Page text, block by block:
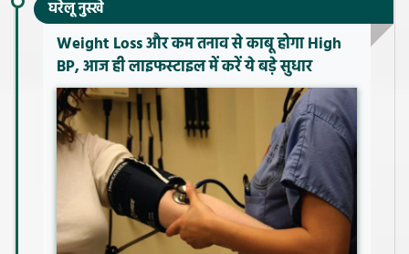
घरेलू नुस्खे
Weight Loss और कम तनाव से काबू होगा High
BP, आज ही लाइफस्टाइल में करें ये बड़े सुधार